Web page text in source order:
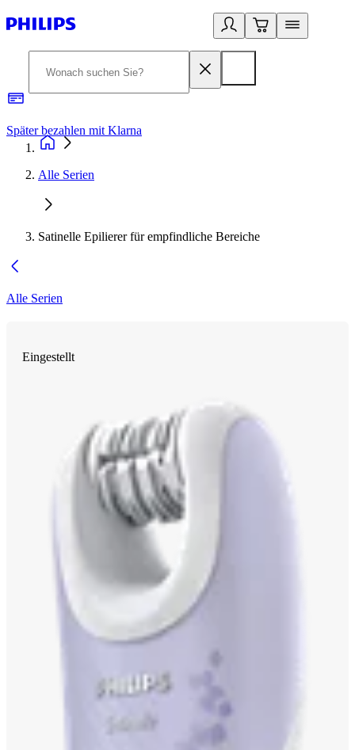
Später bezahlen mit Klarna
Alle Serien
Satinelle Epilierer für empfindliche Bereiche
Alle Serien
Eingestellt